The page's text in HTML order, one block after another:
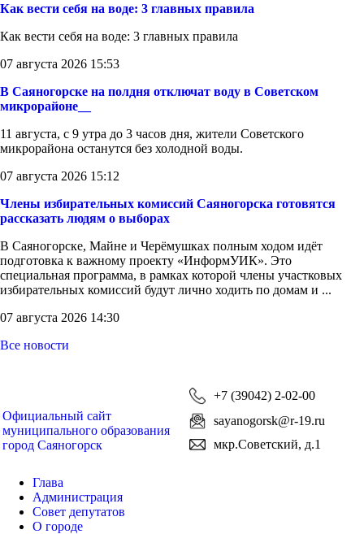
Как вести себя на воде: 3 главных правила
Как вести себя на воде: 3 главных правила
07 августа 2026 15:53
В Саяногорске на полдня отключат воду в Советском
микрорайоне__
11 августа, с 9 утра до 3 часов дня, жители Советского
микрорайона останутся без холодной воды.
07 августа 2026 15:12
Члены избирательных комиссий Саяногорска готовятся
рассказать людям о выборах
В Саяногорске, Майне и Черёмушках полным ходом идёт
подготовка к важному проекту «ИнформУИК». Это
специальная программа, в рамках которой члены участковых
избирательных комиссий будут лично ходить по домам и ...
07 августа 2026 14:30
Все новости
Официальный сайт
муниципального образования
город Саяногорск
+7 (39042) 2-02-00
sayanogorsk@r-19.ru
мкр.Советский, д.1
Глава
Администрация
Совет депутатов
О городе